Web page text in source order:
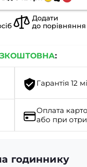
Додати
до порівняння
:
Гарантія 12
Оплата
або при
годиннику